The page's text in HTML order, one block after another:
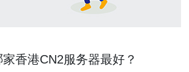
香港CN2服务器最好？